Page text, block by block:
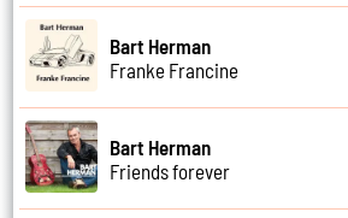
Bart Herman
Franke Francine
Bart Herman
Friends forever